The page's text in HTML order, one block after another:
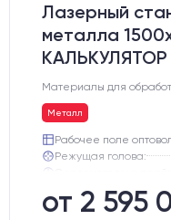
Лазерный
металла
КАЛЬКУЛЯТОР
Материалы для
Металл
Рабочее поле
Режущая голова:
Направляющие оси Y:
Направляющие оси Х:
от 2 595